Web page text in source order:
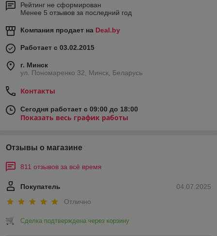
Рейтинг не сформирован
Менее 5 отзывов за последний год
Компания продает на Deal.by
Работает с 03.02.2015
г. Минск
ул. Пономаренко 32, Минск, Беларусь
Контакты
Сегодня работает с 09:00 до 18:00
Показать весь график работы
Отзывы о магазине
811 отзывов за всё время
04.07.2025
Покупатель
Отлично
Сделка подтверждена через корзину